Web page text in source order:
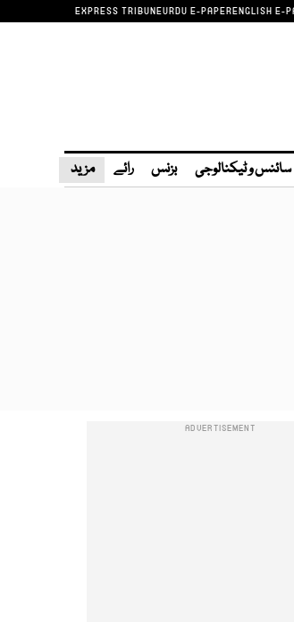
EXPRESS TRIBUNEURDU E-PAPERENGLISH E-
سائنس و ٹیکنالوجی بزنس رائے مزید